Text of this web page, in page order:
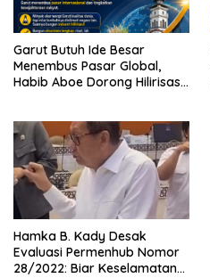
Garut Butuh Ide Besar
Menembus Pasar Global,
Habib Aboe Dorong Hilirisasi
Hamka B. Kady Desak
Evaluasi Permenhub Nomor
28/2022: Biar Keselamatan